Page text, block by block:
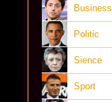
Business
Politic
Sience
Sport